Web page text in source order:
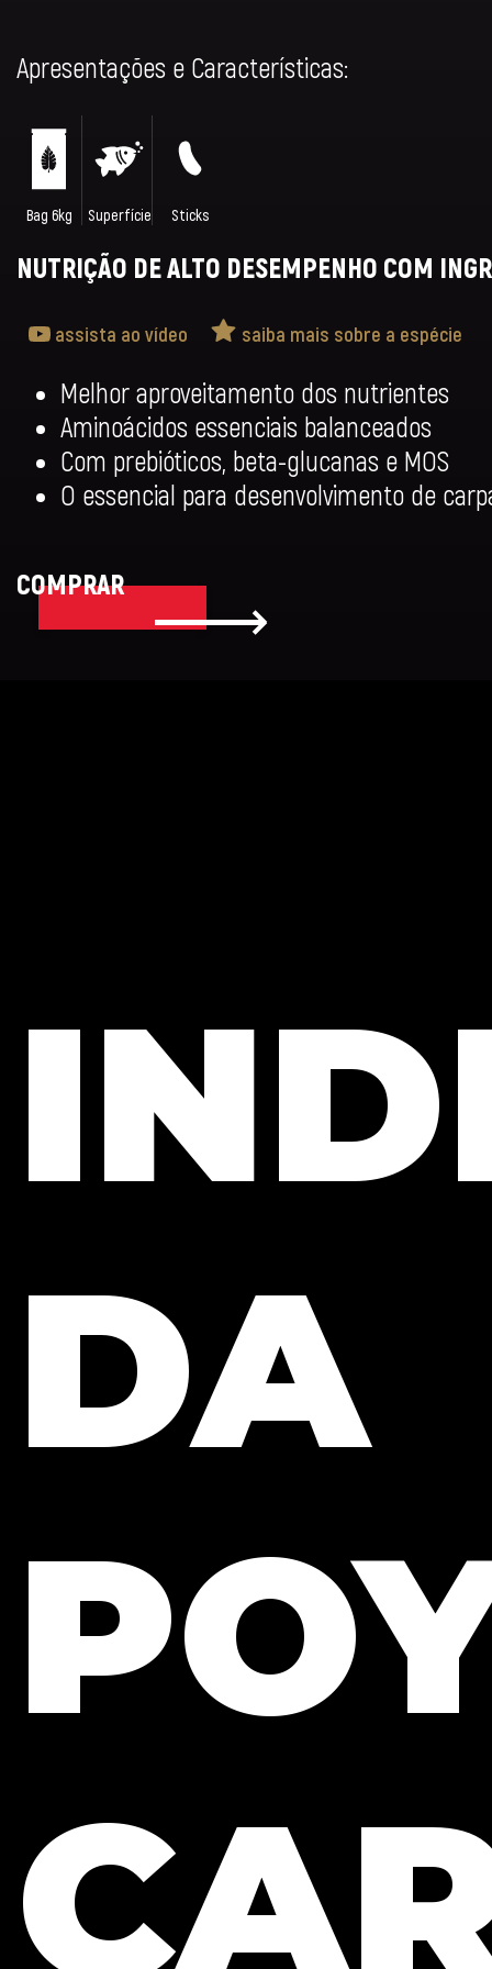
Apresentações e Características:
Bag 6kg Superfície Sticks
NUTRIÇÃO DE ALTO DESEMPENHO COM
assista ao vídeo saiba mais sobre a espécie
Melhor aproveitamento dos nutrientes
Aminoácidos essenciais balanceados
Com prebióticos, beta-glucanas e MOS
O essencial para desenvolvimento de
COMPRAR
DA